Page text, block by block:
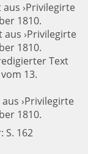
›Privilegirte
1810.
›Privilegirte
1810.
Text
13.
›Privilegirte
1810.
S. 162